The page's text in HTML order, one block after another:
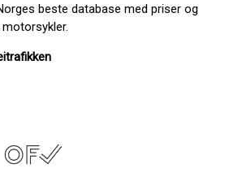
beste database med priser og